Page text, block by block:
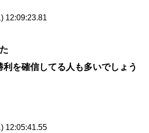
12:09:23.81
を確信してる人も多いでしょう
12:05:41.55